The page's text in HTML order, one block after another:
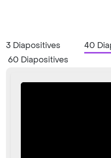
3 Diapositives
40
60 Diapositives